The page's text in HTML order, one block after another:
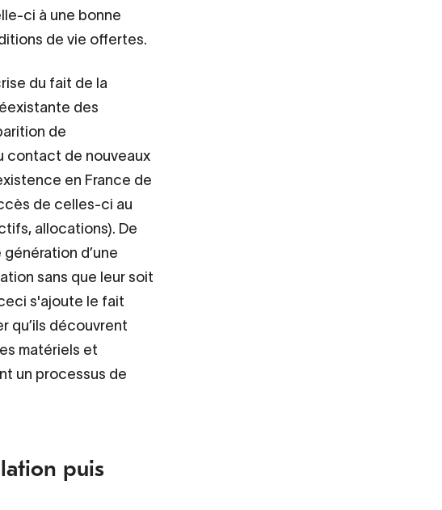
ci à une bonne
de vie offertes.
du fait de la
des
de
contact de nouveaux
en France de
de celles-ci au
allocations). De
d’une
sans que leur soit
s'ajoute le fait
qu’ils découvrent
matériels et
un processus de
puis